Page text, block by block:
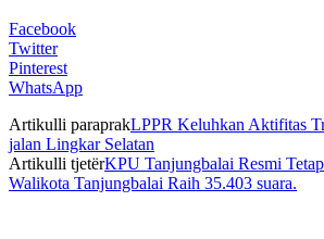
Facebook
Twitter
Pinterest
WhatsApp
Artikulli paraprakLPPR Keluhkan Aktifitas
jalan Lingkar Selatan
Artikulli tjetërKPU Tanjungbalai Resmi
Walikota Tanjungbalai Raih 35.403 suara.